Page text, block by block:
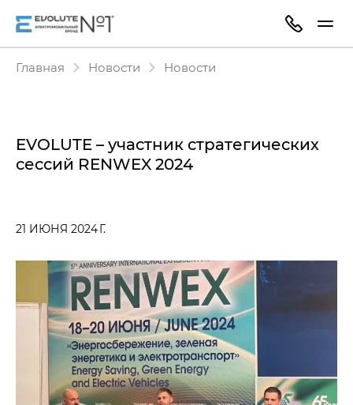
Главная Новости Новости
EVOLUTE – участник стратегических
сессий RENWEX 2024
21 ИЮНЯ 2024 Г.